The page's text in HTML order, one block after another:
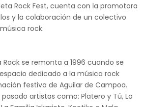
Rock Fest, cuenta con la promotora
y la colaboración de un colectivo
rock.
Rock se remonta a 1996 cuando se
dedicado a la música rock
festiva de Aguilar de Campoo.
artistas como: Platero y Tú, La